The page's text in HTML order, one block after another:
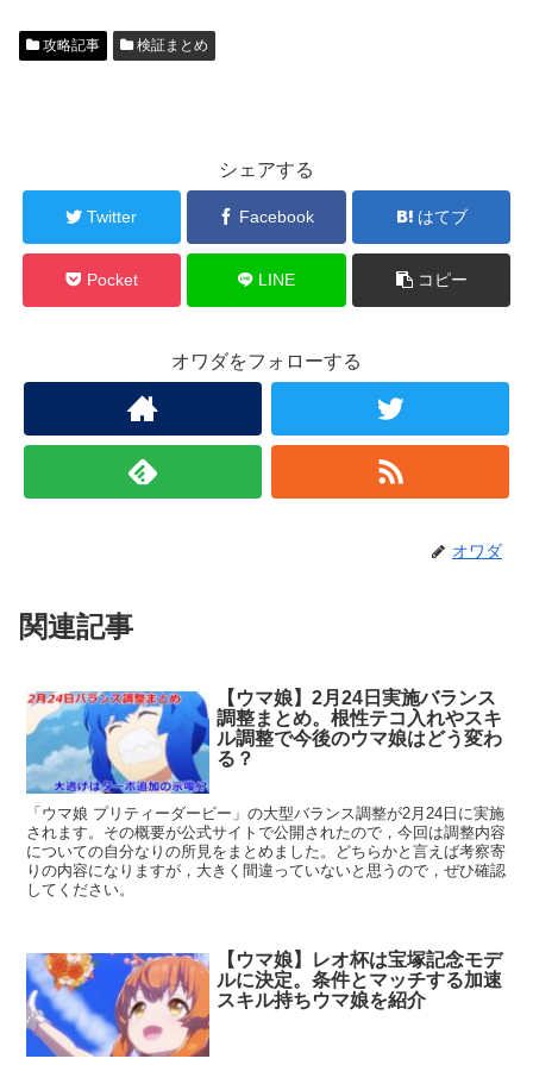
攻略記事 検証まとめ
シェアする
Twitter Facebook はてブ
Pocket LINE コピー
オワダをフォローする
オワダ
関連記事
【ウマ娘】2月24日実施バランス
調整まとめ。根性テコ入れやスキ
ル調整で今後のウマ娘はどう変わ
る？
「ウマ娘 プリティーダービー」の大型バランス調整が2月24日に実施
されます。その概要が公式サイトで公開されたので，今回は調整内容
についての自分なりの所見をまとめました。どちらかと言えば考察寄
りの内容になりますが，大きく間違っていないと思うので，ぜひ確認
してください。
【ウマ娘】レオ杯は宝塚記念モデ
ルに決定。条件とマッチする加速
スキル持ちウマ娘を紹介